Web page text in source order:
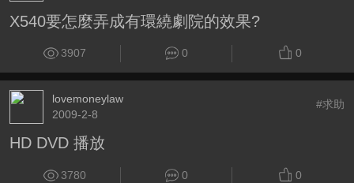
X540要怎麼弄成有環繞劇院的效果?
3907 0 0
lovemoneylaw
2009-2-8
#求助
HD DVD 播放
3780 0 0